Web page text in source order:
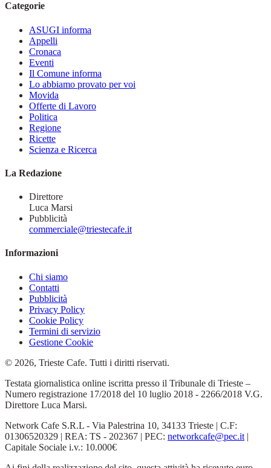
Categorie
ASUGI informa
Appelli
Cronaca
Eventi
Il Comune informa
Lo abbiamo provato per voi
Movida
Offerte di Lavoro
Politica
Regione
Ricette
Scienza e Ricerca
La Redazione
Direttore
Luca Marsi
Pubblicità
commerciale@triestecafe.it
Informazioni
Chi siamo
Contatti
Pubblicità
Privacy Policy
Cookie Policy
Termini di servizio
Gestione Cookie
© 2026, Trieste Cafe. Tutti i diritti riservati.
Testata giornalistica online iscritta presso il Tribunale di Trieste –
Numero registrazione 17/2018 del 10 luglio 2018 - 2266/2018 V.G.
Direttore Luca Marsi.
Network Cafe S.R.L - Via Palestrina 10, 34133 Trieste | C.F:
01306520329 | REA: TS - 202367 | PEC: networkcafe@pec.it |
Capitale Sociale i.v.: 10.000€